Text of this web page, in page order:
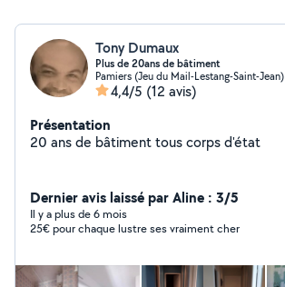
Tony Dumaux
Plus de 20ans de bâtiment
Pamiers (Jeu du Mail-Lestang-Saint-Jean)
4,4/5 (12 avis)
Présentation
20 ans de bâtiment tous corps d'état
Dernier avis laissé par Aline : 3/5
Il y a plus de 6 mois
25€ pour chaque lustre ses vraiment cher